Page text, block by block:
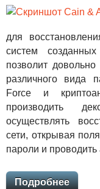
для
систем
позволит довольно
различного вида
Force и
производить
осуществлять
сети, открывая
пароли и
Подробнее